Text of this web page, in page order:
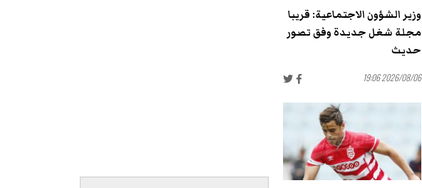
وزير الشؤون الاجتماعية: قريبا
مجلة شغل جديدة وفق تصور
حديث
2026/08/06 19:06